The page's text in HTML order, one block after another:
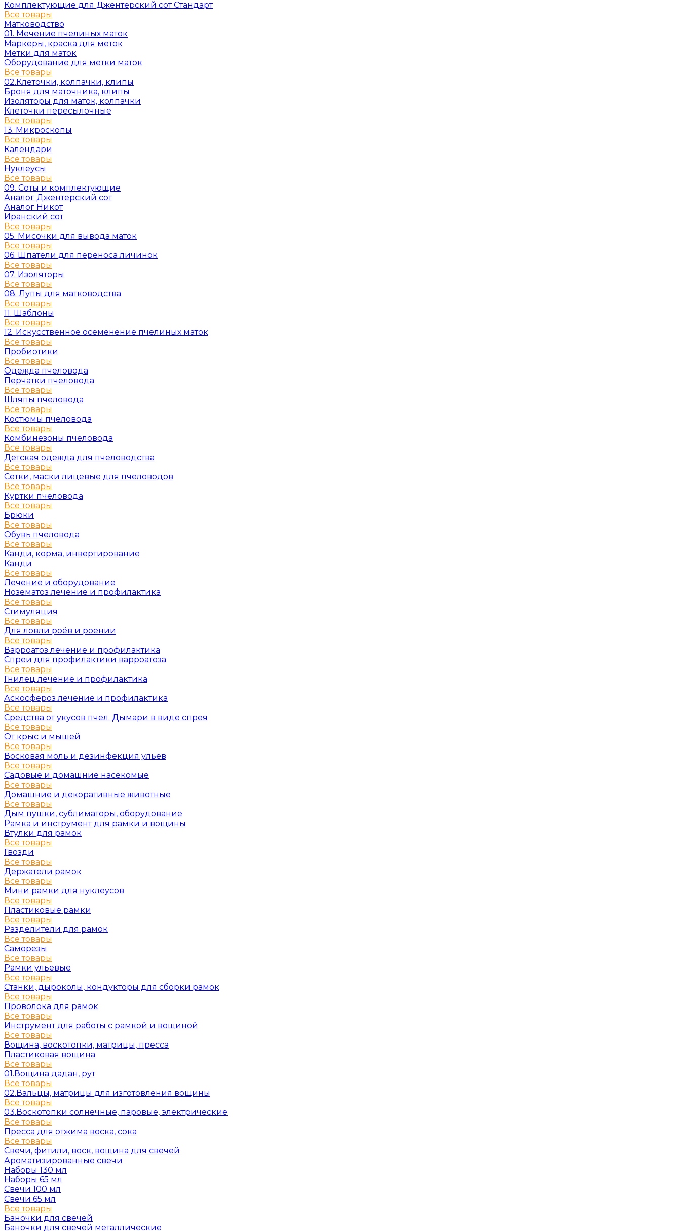
Комплектующие для Джентерский сот Стандарт
Все товары
Матководство
01. Мечение пчелиных маток
Маркеры, краска для меток
Метки для маток
Оборудование для метки маток
Все товары
02.Клеточки, колпачки, клипы
Броня для маточника, клипы
Изоляторы для маток, колпачки
Клеточки пересылочные
Все товары
13. Микроскопы
Все товары
Календари
Все товары
Нуклеусы
Все товары
09. Соты и комплектующие
Аналог Джентерский сот
Аналог Никот
Иранский сот
Все товары
05. Мисочки для вывода маток
Все товары
06. Шпатели для переноса личинок
Все товары
07. Изоляторы
Все товары
08. Лупы для матководства
Все товары
11. Шаблоны
Все товары
12. Искусственное осеменение пчелиных маток
Все товары
Пробиотики
Все товары
Одежда пчеловода
Перчатки пчеловода
Все товары
Шляпы пчеловода
Все товары
Костюмы пчеловода
Все товары
Комбинезоны пчеловода
Все товары
Детская одежда для пчеловодства
Все товары
Сетки, маски лицевые для пчеловодов
Все товары
Куртки пчеловода
Все товары
Брюки
Все товары
Обувь пчеловода
Все товары
Канди, корма, инвертирование
Канди
Все товары
Лечение и оборудование
Нозематоз лечение и профилактика
Все товары
Стимуляция
Все товары
Для ловли роёв и роении
Все товары
Варроатоз лечение и профилактика
Спреи для профилактики варроатоза
Все товары
Гнилец лечение и профилактика
Все товары
Аскосфероз лечение и профилактика
Все товары
Средства от укусов пчел. Дымари в виде спрея
Все товары
От крыс и мышей
Все товары
Восковая моль и дезинфекция ульев
Все товары
Садовые и домашние насекомые
Все товары
Домашние и декоративные животные
Все товары
Дым пушки, сублиматоры, оборудование
Рамка и инструмент для рамки и вощины
Втулки для рамок
Все товары
Гвозди
Все товары
Держатели рамок
Все товары
Мини рамки для нуклеусов
Все товары
Пластиковые рамки
Все товары
Разделители для рамок
Все товары
Саморезы
Все товары
Рамки ульевые
Все товары
Станки, дыроколы, кондукторы для сборки рамок
Все товары
Проволока для рамок
Все товары
Инструмент для работы с рамкой и вощиной
Все товары
Вощина, воскотопки, матрицы, пресса
Пластиковая вощина
Все товары
01.Вощина дадан, рут
Все товары
02.Вальцы, матрицы для изготовления вощины
Все товары
03.Воскотопки солнечные, паровые, электрические
Все товары
Пресса для отжима воска, сока
Все товары
Свечи, фитили, воск, вощина для свечей
Ароматизированные свечи
Наборы 130 мл
Наборы 65 мл
Свечи 100 мл
Свечи 65 мл
Все товары
Баночки для свечей
Баночки для свечей металлические